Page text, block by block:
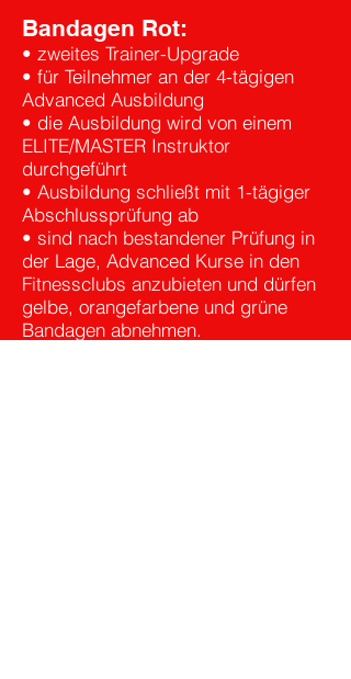
Bandagen Rot:
• zweites Trainer-Upgrade
• für Teilnehmer an der 4-tägigen
Advanced Ausbildung
• die Ausbildung wird von einem
ELITE/MASTER Instruktor
durchgeführt
• Ausbildung schließt mit 1-tägiger
Abschlussprüfung ab
• sind nach bestandener Prüfung in
der Lage, Advanced Kurse in den
Fitnessclubs anzubieten und dürfen
gelbe, orangefarbene und grüne
Bandagen abnehmen.